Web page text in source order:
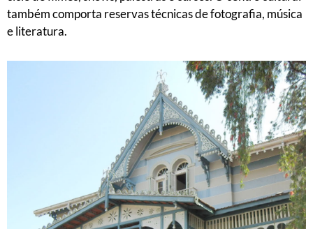
também comporta reservas técnicas de fotografia, música
e literatura.